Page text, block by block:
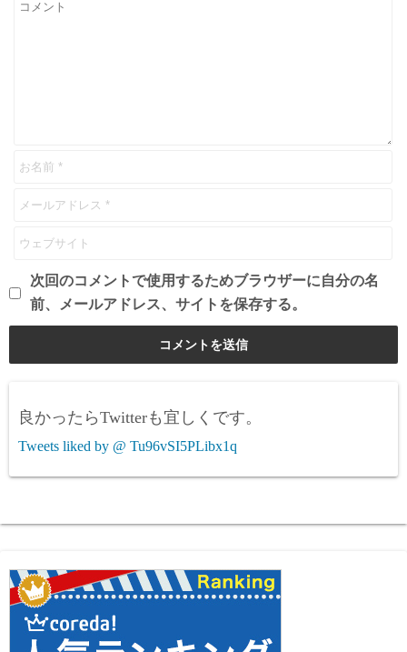
次回のコメントで使用するためブラウザーに自分の名
前、メールアドレス、サイトを保存する。
良かったらTwitterも宜しくです。
Tweets liked by @ Tu96vSI5PLibx1q